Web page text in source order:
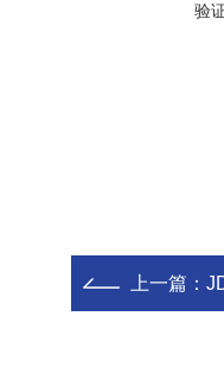
验
上一篇：